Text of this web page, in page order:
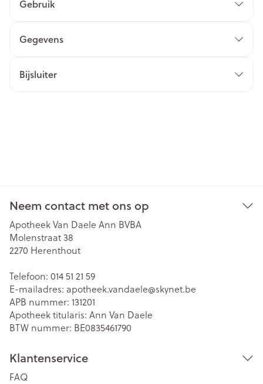
Gebruik
Gegevens
Bijsluiter
Neem contact met ons op
Apotheek Van Daele Ann BVBA
Molenstraat 38
2270 Herenthout
Telefoon: 014 51 21 59
E-mailadres: apotheek.vandaele@skynet.be
APB nummer: 131201
Apotheek titularis: Ann Van Daele
BTW nummer: BE0835461790
Klantenservice
FAQ